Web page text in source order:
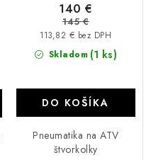
Skladom (1 ks)
113,82 € bez DPH
140 €
145 €
DO KOŠÍKA
Pneumatika na ATV
štvorkolky